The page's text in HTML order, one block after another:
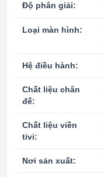
Độ phân giải:
Loại màn hình:
Hệ điều hành:
Chất liệu chân
đế:
Chất liệu viền
tivi:
Nơi sản xuất: